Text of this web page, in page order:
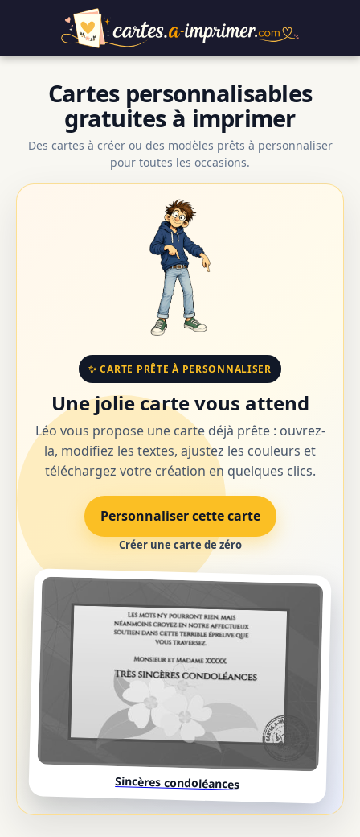
Cartes personnalisables
gratuites à imprimer
Des cartes à créer ou des modèles prêts à personnaliser
pour toutes les occasions.
✨ CARTE PRÊTE À PERSONNALISER
Une jolie carte vous attend
Léo vous propose une carte déjà prête : ouvrez-
la, modifiez les textes, ajustez les couleurs et
téléchargez votre création en quelques clics.
Personnaliser cette carte
Créer une carte de zéro
Sincères condoléances